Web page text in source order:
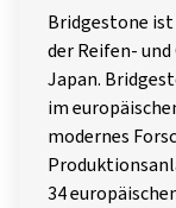
Bridgestone
der Reifen-
Japan.
im
modernes
34